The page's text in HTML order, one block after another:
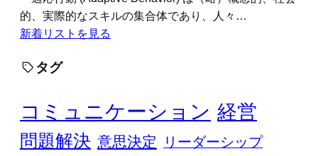
的、実際的なスキルの集合体であり、人々…
新着リストを見る
タグ
コミュニケーション 経営
問題解決 意思決定
リーダーシップ